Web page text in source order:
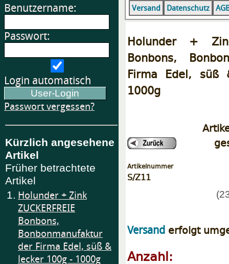
Benutzername:
Passwort:
Login automatisch
Passwort vergessen?
Kürzlich angesehene
Artikel
Früher betrachtete
Artikel
1. Holunder + Zink
ZUCKERFREIE
Bonbons,
Bonbonmanufaktur
der Firma Edel, süß &
lecker 100g - 1000g
Versand Datenschutz
Holunder + Zink
Bonbons,
Firma Edel,
1000g
Artikelnummer
S/Z11
Versand erfolgt
Anzahl: